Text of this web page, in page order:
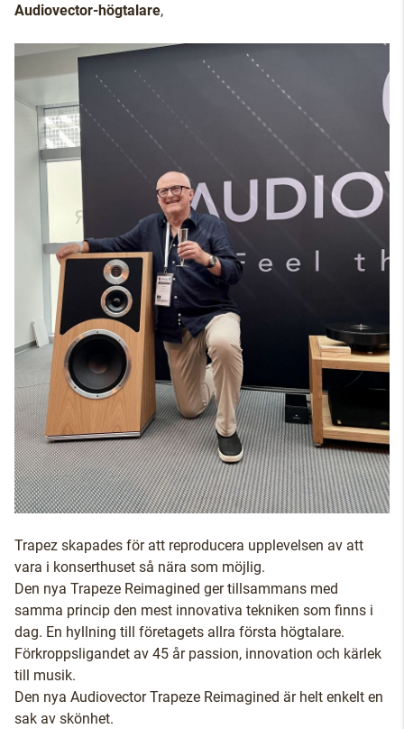
Audiovector-högtalare,
Trapez skapades för att reproducera upplevelsen av att
vara i konserthuset så nära som möjlig.
Den nya Trapeze Reimagined ger tillsammans med
samma princip den mest innovativa tekniken som finns i
dag. En hyllning till företagets allra första högtalare.
Förkroppsligandet av 45 år passion, innovation och kärlek
till musik.
Den nya Audiovector Trapeze Reimagined är helt enkelt en
sak av skönhet.